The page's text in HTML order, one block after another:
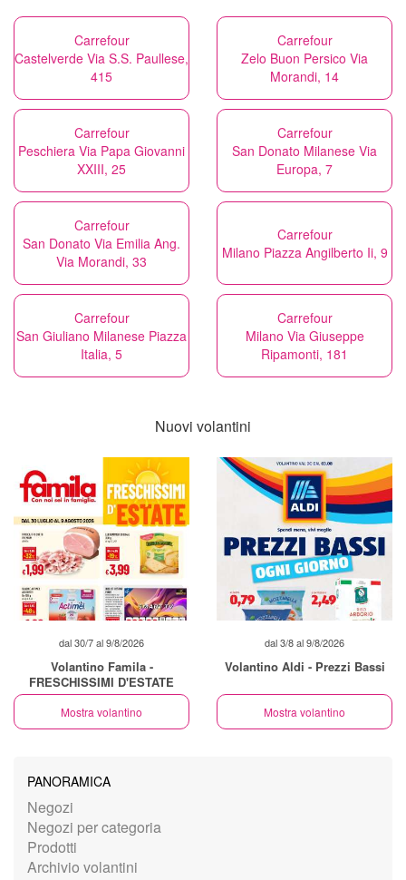
Carrefour
Castelverde Via S.S. Paullese,
415
Carrefour
Zelo Buon Persico Via
Morandi, 14
Carrefour
Peschiera Via Papa Giovanni
XXIII, 25
Carrefour
San Donato Milanese Via
Europa, 7
Carrefour
San Donato Via Emilia Ang.
Via Morandi, 33
Carrefour
Milano Piazza Angilberto Ii, 9
Carrefour
San Giuliano Milanese Piazza
Italia, 5
Carrefour
Milano Via Giuseppe
Ripamonti, 181
Nuovi volantini
dal 30/7 al 9/8/2026
Volantino Famila -
FRESCHISSIMI D'ESTATE
Mostra volantino
dal 3/8 al 9/8/2026
Volantino Aldi - Prezzi Bassi
Mostra volantino
PANORAMICA
Negozi
Negozi per categoria
Prodotti
Archivio volantini